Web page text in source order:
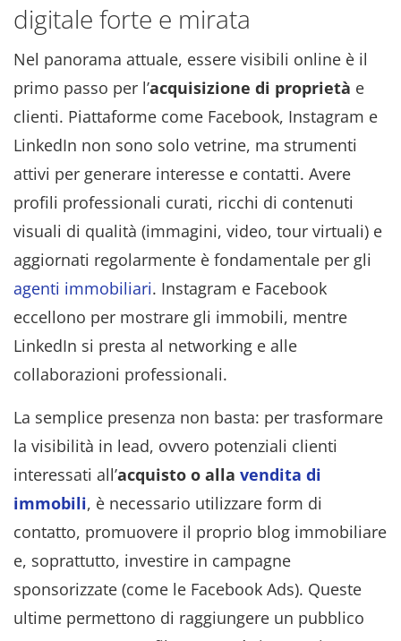
digitale forte e mirata
Nel panorama attuale, essere visibili online è il
primo passo per l’acquisizione di proprietà e
clienti. Piattaforme come Facebook, Instagram e
LinkedIn non sono solo vetrine, ma strumenti
attivi per generare interesse e contatti. Avere
profili professionali curati, ricchi di contenuti
visuali di qualità (immagini, video, tour virtuali) e
aggiornati regolarmente è fondamentale per gli
agenti immobiliari. Instagram e Facebook
eccellono per mostrare gli immobili, mentre
LinkedIn si presta al networking e alle
collaborazioni professionali.
La semplice presenza non basta: per trasformare
la visibilità in lead, ovvero potenziali clienti
interessati all’acquisto o alla vendita di
immobili, è necessario utilizzare form di
contatto, promuovere il proprio blog immobiliare
e, soprattutto, investire in campagne
sponsorizzate (come le Facebook Ads). Queste
ultime permettono di raggiungere un pubblico